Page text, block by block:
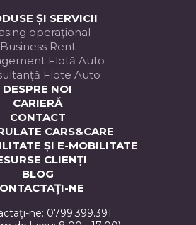
ȘI SERVICII
operaţional
Business Rent
Flotă Auto
Flote Auto
DESPRE NOI
CARIERĂ
CONTACT
CARS&CARE
ȘI E-MOBILITATE
CLIENȚI
BLOG
NE
ne: 0799.399.391